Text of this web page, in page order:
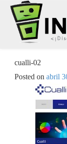
cualli-02
Posted on abril